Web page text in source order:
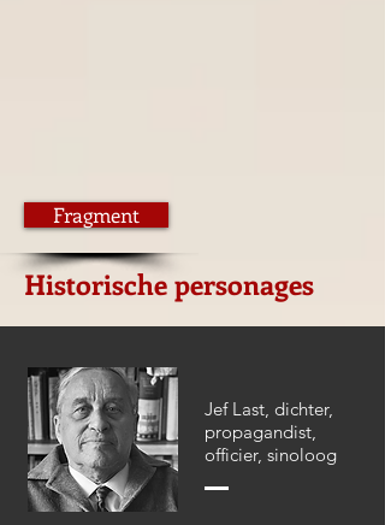
Fragment
Historische personages
Jef Last, dichter,
propagandist,
officier, sinoloog